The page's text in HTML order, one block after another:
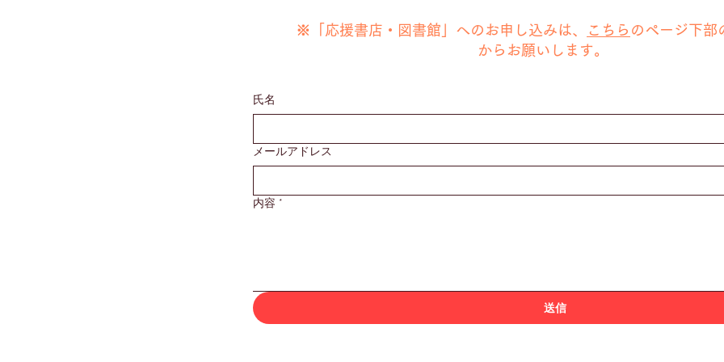
​※「応援書店・図書館」へのお申し込みは、 こちら のページ下部
から お願いします。
氏名
メールアドレス
内容 *
送信